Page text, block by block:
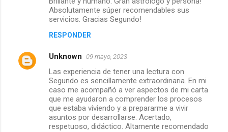
Absolutamente súper recomendables sus
servicios. Gracias Segundo!
RESPONDER
Unknown 09 mayo, 2023
Las experiencia de tener una lectura con
Segundo es sencillamente extraordinaria. En mi
caso me acompañó a ver aspectos de mi carta
que me ayudaron a comprender los procesos
que estaba viviendo y a prepararme a vivir
asuntos por desarrollarse. Acertado,
respetuoso, didáctico. Altamente recomendado